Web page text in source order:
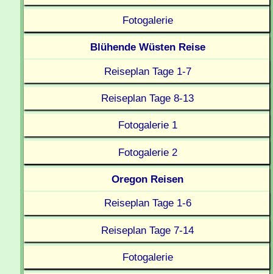
Fotogalerie
Blühende Wüsten Reise
Reiseplan Tage 1-7
Reiseplan Tage 8-13
Fotogalerie 1
Fotogalerie 2
Oregon Reisen
Reiseplan Tage 1-6
Reiseplan Tage 7-14
Fotogalerie